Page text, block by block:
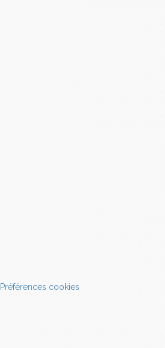
Préférences cookies